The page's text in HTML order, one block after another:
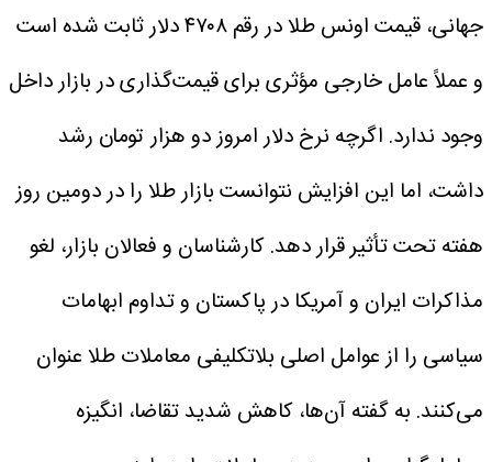
جهانی، قیمت اونس طلا در رقم ۴۷۰۸ دلار ثابت شده است
و عملاً عامل خارجی مؤثری برای قیمت‌گذاری در بازار داخل
وجود ندارد. اگرچه نرخ دلار امروز دو هزار تومان رشد
داشت، اما این افزایش نتوانست بازار طلا را در دومین روز
هفته تحت تأثیر قرار دهد.کارشناسان و فعالان بازار، لغو
مذاکرات ایران و آمریکا در پاکستان و تداوم ابهامات
سیاسی را از عوامل اصلی بلاتکلیفی معاملات طلا عنوان
می‌کنند. به گفته آن‌ها، کاهش شدید تقاضا، انگیزه